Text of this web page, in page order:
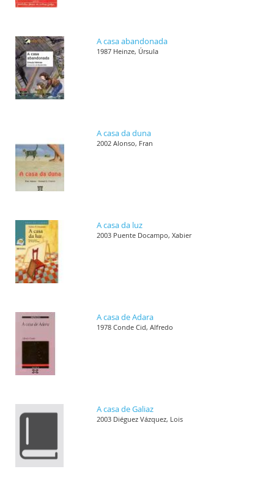
A casa abandonada
1987 Heinze, Úrsula
A casa da duna
2002 Alonso, Fran
A casa da luz
2003 Puente Docampo, Xabier
A casa de Adara
1978 Conde Cid, Alfredo
A casa de Galiaz
2003 Diéguez Vázquez, Lois